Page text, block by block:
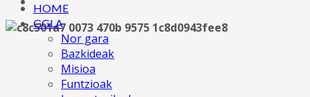
HOME
GGLA
Nor gara
Bazkideak
Misioa
Funtzioak